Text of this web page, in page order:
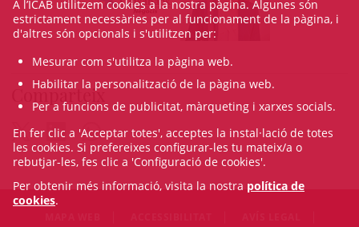
Comparteix
A l’ICAB utilitzem cookies a la nostra pàgina. Algunes són
estrictament necessàries per al funcionament de la pàgina, i
d'altres són opcionals i s'utilitzen per:
Mesurar com s'utilitza la pàgina web.
Habilitar la personalització de la pàgina web.
Per a funcions de publicitat, màrqueting i xarxes socials.
En fer clic a 'Acceptar totes', acceptes la instal·lació de totes
les cookies. Si prefereixes configurar-les tu mateix/a o
rebutjar-les, fes clic a 'Configuració de cookies'.
Per obtenir més informació, visita la nostra política de
cookies.